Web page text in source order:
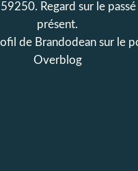
Regard sur le
présent.
de Brandodean sur le
Overblog